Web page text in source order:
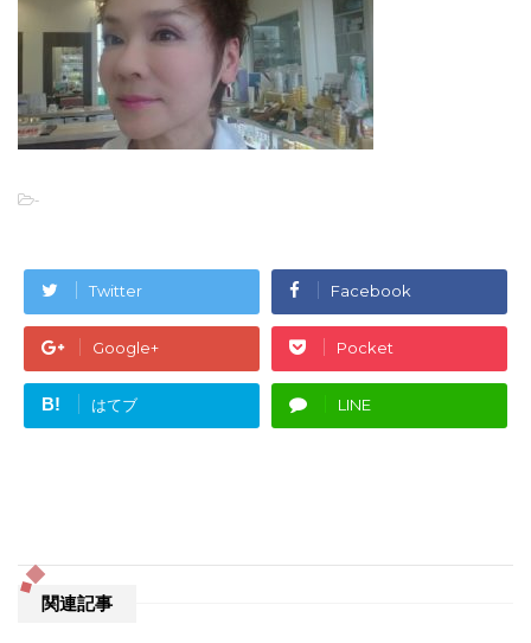
-
Twitter Facebook
Google+ Pocket
B! はてブ LINE
関連記事